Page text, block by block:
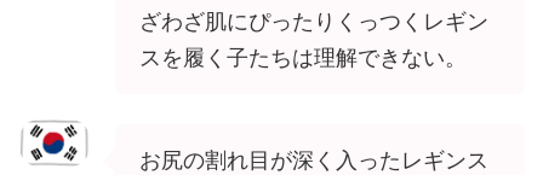
ざわざ肌にぴったりくっつくレギン
スを履く子たちは理解できない。
お尻の割れ目が深く入ったレギンス